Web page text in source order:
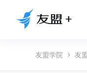
友盟学院 友